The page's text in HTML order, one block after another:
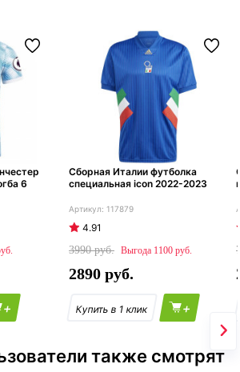
6
+
Сборная Италии футболка
специальная icon 2022-2023
117879
4.91
3990
1100
2890
+
также смотрят